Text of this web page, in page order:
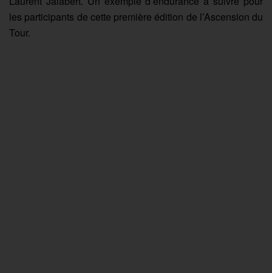
les participants de cette première édition de l’Ascension du
Tour.